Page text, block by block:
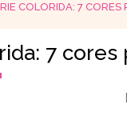
COLORIDA: 7 CORES
7 cores